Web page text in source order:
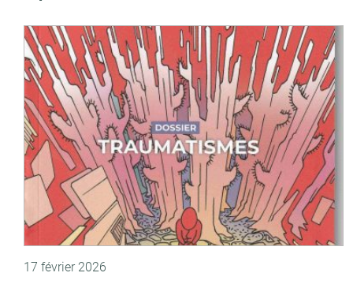
17 février 2026